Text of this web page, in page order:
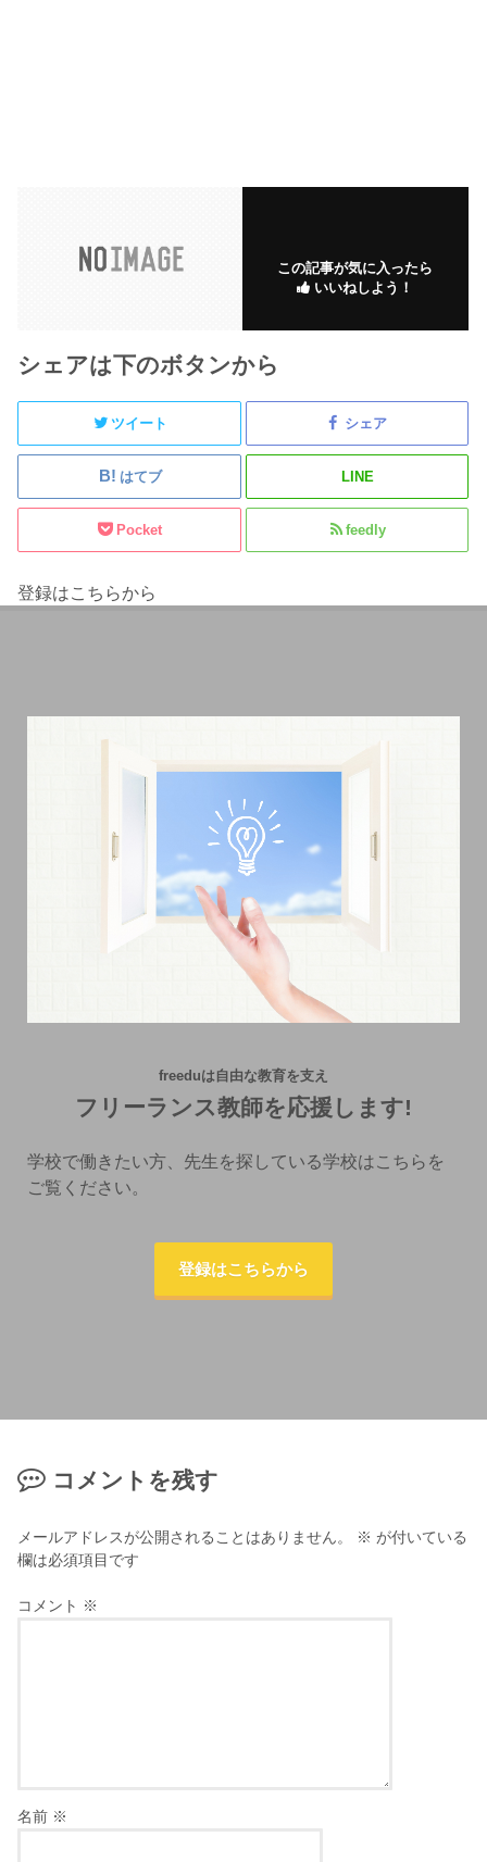
この記事が気に入ったら
いいねしよう！
シェアは下のボタンから
ツイート シェア
はてブ LINE
Pocket feedly
登録はこちらから
freeduは自由な教育を支え
フリーランス教師を応援します!
学校で働きたい方、先生を探している学校はこちらを
ご覧ください。
登録はこちらから
コメントを残す
メールアドレスが公開されることはありません。 ※ が付いている
欄は必須項目です
コメント ※
名前 ※